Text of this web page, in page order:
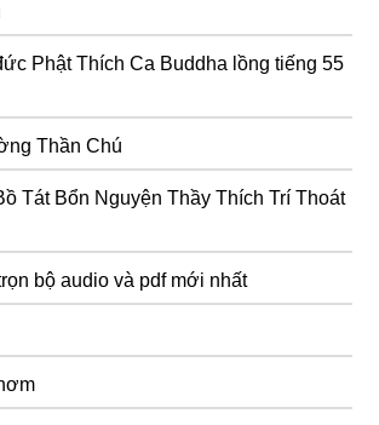
Phật Thích Ca Buddha lồng tiếng 55
Thần Chú
Tát Bổn Nguyện Thầy Thích Trí Thoát
bộ audio và pdf mới nhất